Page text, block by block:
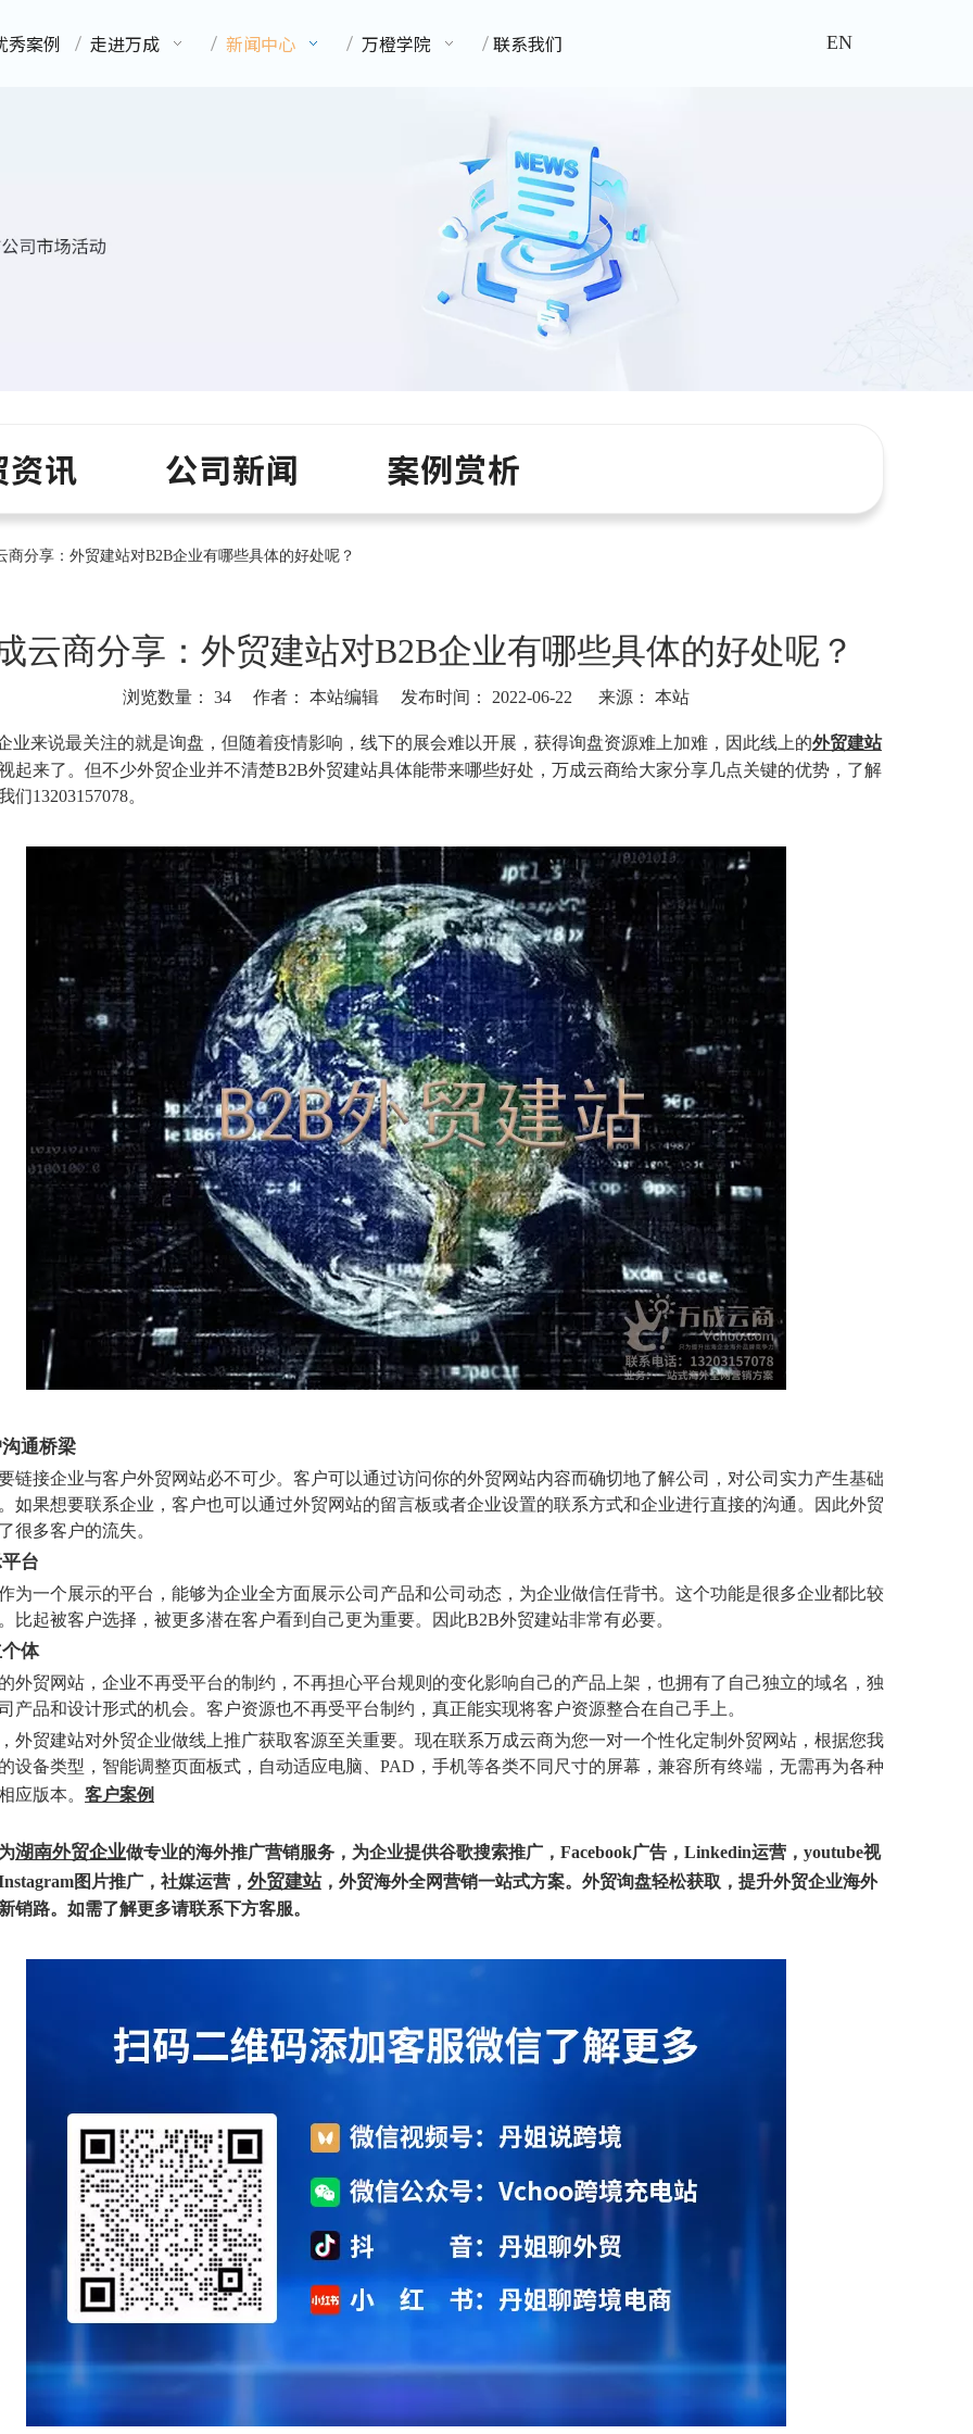
秀案例 走进万成 新闻中心 万橙学院 联系我们 EN
资讯 公司新闻 案例赏析
商分享：外贸建站对B2B企业有哪些具体的好处呢？
云商分享：外贸建站对B2B企业有哪些具体的好处呢？
浏览数量： 34 作者： 本站编辑 发布时间： 2022-06-22 来源： 本站
业来说最关注的就是询盘，但随着疫情影响，线下的展会难以开展，获得询盘资源难上加难，因此线上的外贸建站
起来了。但不少外贸企业并不清楚B2B外贸建站具体能带来哪些好处，万成云商给大家分享几点关键的优势，了解
们13203157078。
通桥梁
链接企业与客户外贸网站必不可少。客户可以通过访问你的外贸网站内容而确切地了解公司，对公司实力产生基础
如果想要联系企业，客户也可以通过外贸网站的留言板或者企业设置的联系方式和企业进行直接的沟通。因此外贸
很多客户的流失。
台
为一个展示的平台，能够为企业全方面展示公司产品和公司动态，为企业做信任背书。这个功能是很多企业都比较
比起被客户选择，被更多潜在客户看到自己更为重要。因此B2B外贸建站非常有必要。
体
外贸网站，企业不再受平台的制约，不再担心平台规则的变化影响自己的产品上架，也拥有了自己独立的域名，独
产品和设计形式的机会。客户资源也不再受平台制约，真正能实现将客户资源整合在自己手上。
外贸建站对外贸企业做线上推广获取客源至关重要。现在联系万成云商为您一对一个性化定制外贸网站，根据您我
设备类型，智能调整页面板式，自动适应电脑、PAD，手机等各类不同尺寸的屏幕，兼容所有终端，无需再为各种
应版本。 客户案例
湖南外贸企业做专业的海外推广营销服务，为企业提供谷歌搜索推广，Facebook广告，Linkedin运营，youtube视
图片推广，社媒运营， 外贸建站，外贸海外全网营销一站式方案。外贸询盘轻松获取，提升外贸企业海外
销路。如需了解更多请联系下方客服。